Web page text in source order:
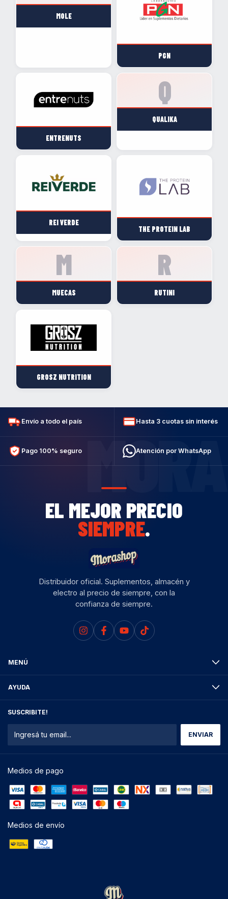
MOLE
PGN
ENTRENUTS
QUALIKA
REI VERDE
THE PROTEIN LAB
MUECAS RUTINI
GROSZ NUTRITION
MORA
Envío a todo el país Hasta 3 cuotas sin interés
Pago 100% seguro Atención por WhatsApp
EL MEJOR PRECIO
SIEMPRE.
Distribuidor oficial. Suplementos, almacén y
electro al precio de siempre, con la
confianza de siempre.
MENÚ
AYUDA
SUSCRIBITE!
Medios de pago
Medios de envío